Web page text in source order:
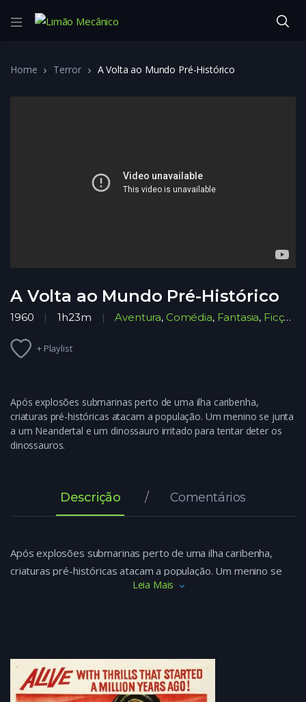
Home Terror A Volta ao Mundo Pré-Histórico
A Volta ao Mundo Pré-Histórico
1960 1h23m Aventura, Comédia, Fantasia, Ficção Científica
+ Playlist
Após explosões submarinas perto de uma ilha caribenha,
criaturas pré-históricas atacam a população. Um menino se junta
a um Neandertal e um dinossauro irritado para tentar deter os
dinossauros.
Descrição Comentários
Após explosões submarinas perto de uma ilha caribenha,
criaturas pré-históricas atacam a população. Um menino se
junta a um Neandertal e um dinossauro irritado para tentar
Leia Mais